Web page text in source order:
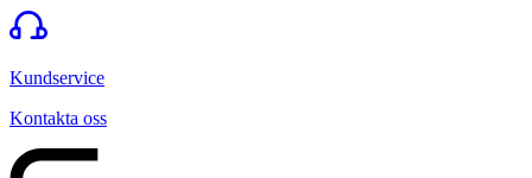
Kundservice
Kontakta oss